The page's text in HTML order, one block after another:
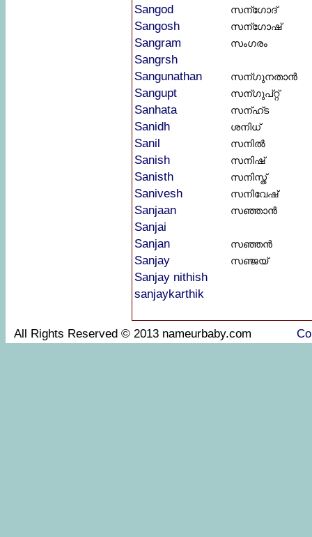
Sangod
സന്ഗോദ്
Sangosh സന്ഗോഷ്
Sangram സംഗരം
Sangrsh
Sangunathan
സന്ഗുനതാൻ
Sangupt സന്ഗുപ്റ്റ്
Sanhata സന്ഹ്ട
Sanidh ശനിധ്
Sanil സനിൽ
Sanish സനിഷ്
Sanisth സനിസ്ത്
Sanivesh സനിവേഷ്
Sanjaan സഞ്ഞാൻ
Sanjai
Sanjan
സഞ്ഞൻ
Sanjay സഞ്ജയ്‌
Sanjay nithish
sanjaykarthik
All Rights Reserved © 2013 nameurbaby.com